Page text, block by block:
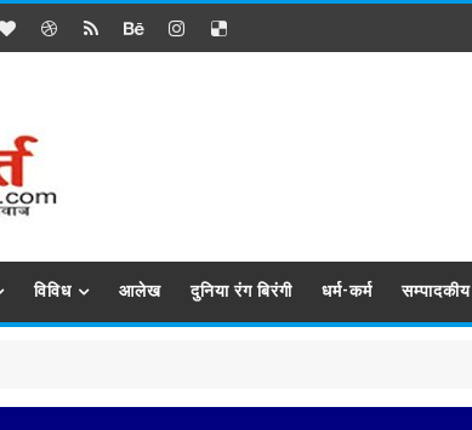
विविध आलेख दुनिया रंग बिरंगी धर्म-कर्म सम्पादकीय